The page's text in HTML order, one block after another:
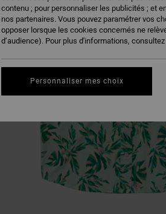
contenu ; pour personnaliser les publicités ; et
nos partenaires. Vous pouvez paramétrer vos
opposer lorsque les cookies concernés ne
d’audience). Pour plus d'informations, consultez
Personnaliser mes choix